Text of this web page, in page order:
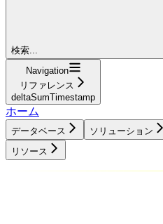
検索...
Navigation
リファレンス
deltaSumTimestamp
ホーム
データベース ソリューション
リソース